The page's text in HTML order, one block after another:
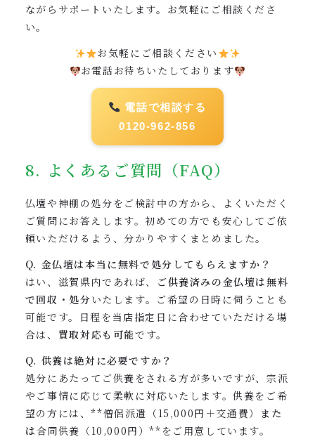
ながらサポートいたします。お気軽にご相談くださ
い。
お気軽にご相談ください
お電話お待ちいたしております
電話で相談する
0120-962-856
8. よくあるご質問（FAQ）
仏壇や神棚の処分をご検討中の方から、よくいただく
ご質問にお答えします。初めての方でも安心してご依
頼いただけるよう、分かりやすくまとめました。
Q. 金仏壇は本当に無料で処分してもらえますか？
はい、滋賀県内であれば、 ご供養済みの金仏壇は無料
で回収・処分いたします。ご希望の日時に伺うことも
可能です。日程を当店指定日に合わせていただける場
合は、 買取対応も可能です。
Q. 供養は絶対に必要ですか？
処分にあたってご供養をされる方が多いですが、宗派
やご事情に応じて柔軟に対応いたします。供養をご希
望の方には、**僧侶派遣（15,000円＋交通費）
また
は合同供養（10,000円）**をご用意しています。